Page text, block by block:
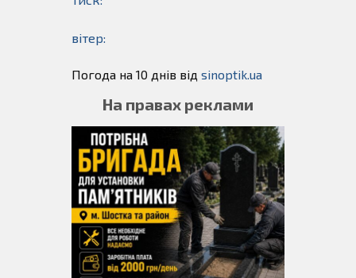
вітер:
Погода на 10 днів від sinoptik.ua
На правах реклами